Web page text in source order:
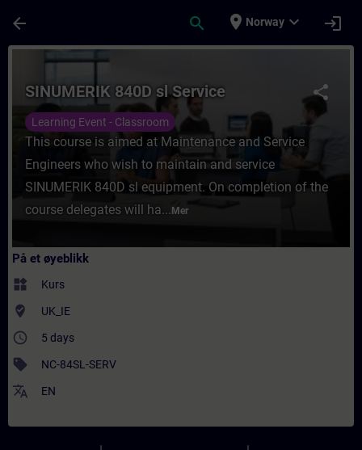
arrow_back search place Norway expand_more login
Kurs - SINUMERIK 840D sl Service -
share
SINUMERIK 840D sl Service
Learning Event - Classroom
This course is aimed at Maintenance and Service
Engineers who wish to maintain and service
SINUMERIK 840D sl equipment. On completion of the
course delegates will ha... Mer
På et øyeblikk
widgets Kurs
where_to_vote UK_IE
access_time 5 days
sell NC-84SL-SERV
translate EN